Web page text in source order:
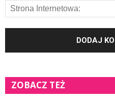
ZOBACZ TEŻ